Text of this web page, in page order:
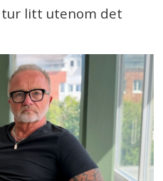
litt utenom det